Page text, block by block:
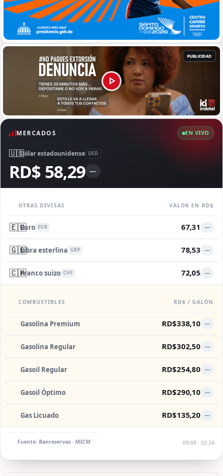
MERCADOS EN VIVO
🇺🇸Dólar estadounidense USD
RD$ 58,29 —
OTRAS DIVISAS VALOR EN RD$
🇪🇺Euro EUR 67,31 —
🇬🇧Libra esterlina GBP 78,53 —
🇨🇭Franco suizo CHF 72,05 —
COMBUSTIBLES RD$ / GALÓN
Gasolina Premium RD$338,10 —
Gasolina Regular RD$302,50 —
Gasoil Regular RD$254,80 —
Gasoil Óptimo RD$290,10 —
Gas Licuado RD$135,20 —
Fuente: Banreservas · MICM 09/08 · 02:24